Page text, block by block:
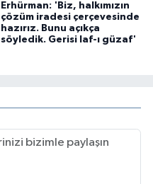
Erhürman: 'Biz, halkımızın
çözüm iradesi çerçevesinde
hazırız. Bunu açıkça
söyledik. Gerisi laf-ı güzaf'